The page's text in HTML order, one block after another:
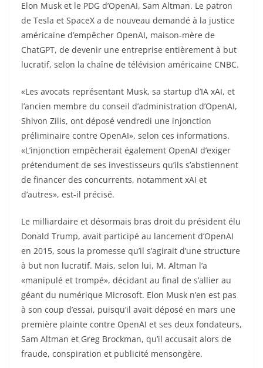
Elon Musk et le PDG d’OpenAI, Sam Altman. Le patron
de Tesla et SpaceX a de nouveau demandé à la justice
américaine d’empêcher OpenAI, maison-mère de
ChatGPT, de devenir une entreprise entièrement à but
lucratif, selon la chaîne de télévision américaine CNBC.
«Les avocats représentant Musk, sa startup d’IA xAI, et
l’ancien membre du conseil d’administration d’OpenAI,
Shivon Zilis, ont déposé vendredi une injonction
préliminaire contre OpenAI», selon ces informations.
«L’injonction empêcherait également OpenAI d’exiger
prétendument de ses investisseurs qu’ils s’abstiennent
de financer des concurrents, notamment xAI et
d’autres», est-il précisé.
Le milliardaire et désormais bras droit du président élu
Donald Trump, avait participé au lancement d’OpenAI
en 2015, sous la promesse qu’il s’agirait d’une structure
à but non lucratif. Mais, selon lui, M. Altman l’a
«manipulé et trompé», décidant au final de s’allier au
géant du numérique Microsoft. Elon Musk n’en est pas
à son coup d’essai, puisqu’il avait déposé en mars une
première plainte contre OpenAI et ses deux fondateurs,
Sam Altman et Greg Brockman, qu’il accusait alors de
fraude, conspiration et publicité mensongère.